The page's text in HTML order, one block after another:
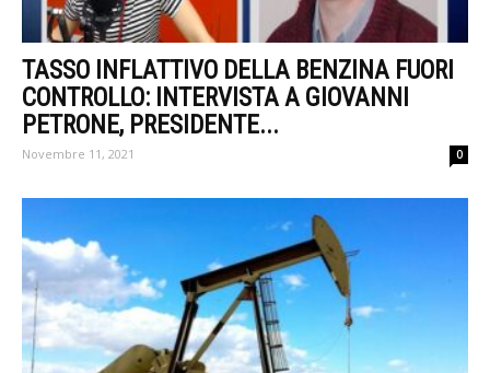
TASSO INFLATTIVO DELLA BENZINA FUORI
CONTROLLO: INTERVISTA A GIOVANNI
PETRONE, PRESIDENTE...
Novembre 11, 2021 0